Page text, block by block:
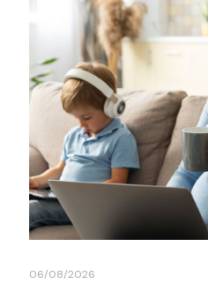
06/08/2026